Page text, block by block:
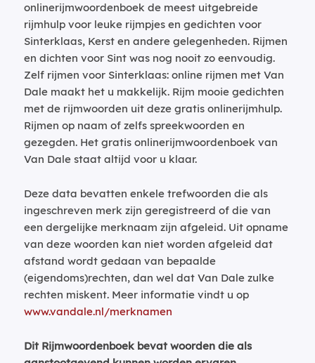
onlinerijmwoordenboek de meest uitgebreide
rijmhulp voor leuke rijmpjes en gedichten voor
Sinterklaas, Kerst en andere gelegenheden. Rijmen
en dichten voor Sint was nog nooit zo eenvoudig.
Zelf rijmen voor Sinterklaas: online rijmen met Van
Dale maakt het u makkelijk. Rijm mooie gedichten
met de rijmwoorden uit deze gratis onlinerijmhulp.
Rijmen op naam of zelfs spreekwoorden en
gezegden. Het gratis onlinerijmwoordenboek van
Van Dale staat altijd voor u klaar.
Deze data bevatten enkele trefwoorden die als
ingeschreven merk zijn geregistreerd of die van
een dergelijke merknaam zijn afgeleid. Uit opname
van deze woorden kan niet worden afgeleid dat
afstand wordt gedaan van bepaalde
(eigendoms)rechten, dan wel dat Van Dale zulke
rechten miskent. Meer informatie vindt u op
www.vandale.nl/merknamen
Dit Rijmwoordenboek bevat woorden die als